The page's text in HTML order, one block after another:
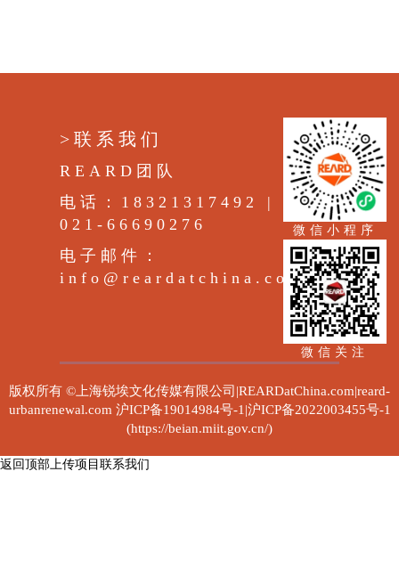
>联系我们
REARD团队
电话：18321317492 |
021-66690276
电子邮件：
info@reardatchina.com
微信小程序
微信关注
版权所有 ©上海锐埃文化传媒有限公司|REARDatChina.com|reard-
urbanrenewal.com 沪ICP备19014984号-1|沪ICP备2022003455号-1
(https://beian.miit.gov.cn/)
返回顶部上传项目 联系我们